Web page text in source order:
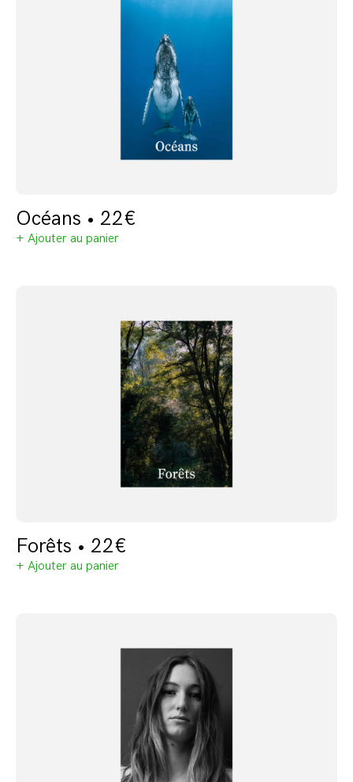
Océans • 22€
+ Ajouter au panier
Forêts • 22€
+ Ajouter au panier